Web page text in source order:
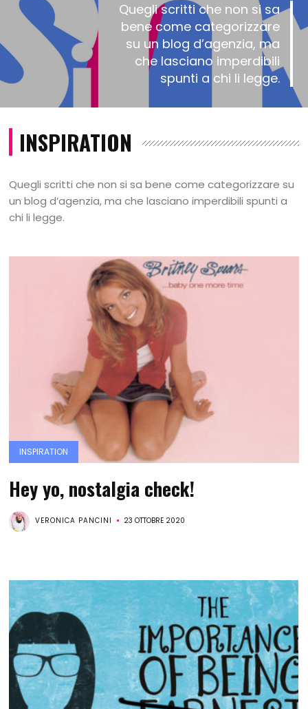
Quegli scritti che non si sa
bene come categorizzare
su un blog d’agenzia, ma
che lasciano imperdibili
spunti a chi li legge.
INSPIRATION
Quegli scritti che non si sa bene come categorizzare su
un blog d’agenzia, ma che lasciano imperdibili spunti a
chi li legge.
INSPIRATION
Hey yo, nostalgia check!
VERONICA PANCINI 23 OTTOBRE 2020